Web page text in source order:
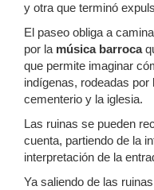
y otra que terminó
El paseo obliga a
por la música barroca
que permite imaginar
indígenas, rodeadas
cementerio y la iglesia.
Las ruinas se pueden
cuenta, partiendo de la
interpretación de la
Ya saliendo de las